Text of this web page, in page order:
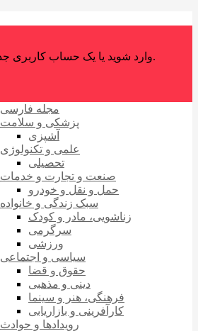
وارد شوید یا یک حساب کاربری جدید ایجاد کنید.
مجله فارسی
پزشکی و سلامت
آشپزی
علمی و تکنولوژی
تحصیلی
صنعت و تجارت و خدمات
حمل و نقل و خودرو
سبک زندگی و خانواده
زناشویی، مادر و کودک
سرگرمی
ورزشی
سیاسی و اجتماعی
حقوق و قضا
دینی و مذهبی
فرهنگی، هنر و سینما
کارآفرینی و بازاریابی
رویدادها و حوادث